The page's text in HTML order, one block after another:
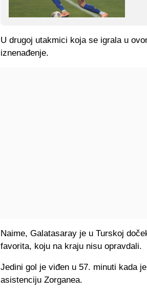
U drugoj utakmici koja se igrala u
iznenađenje.
Naime, Galatasaray je u Turskoj
favorita, koju na kraju nisu opravdali.
Jedini gol je viđen u 57. minuti kada
asistenciju Zorganea.